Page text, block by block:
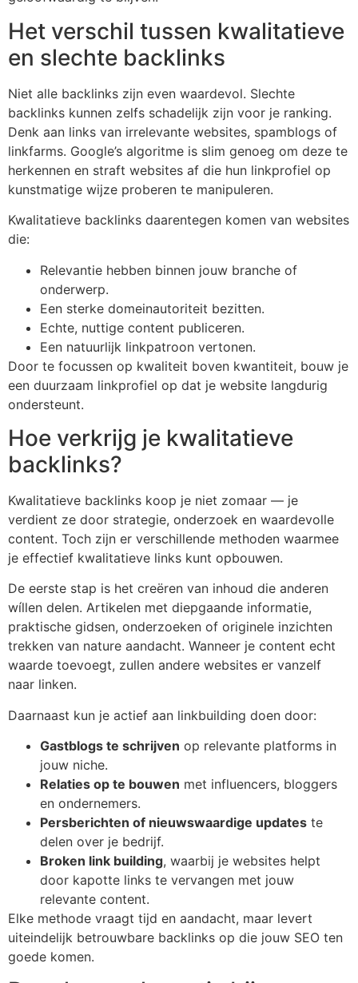
Het verschil tussen kwalitatieve
en slechte backlinks
Niet alle backlinks zijn even waardevol. Slechte
backlinks kunnen zelfs schadelijk zijn voor je ranking.
Denk aan links van irrelevante websites, spamblogs of
linkfarms. Google’s algoritme is slim genoeg om deze te
herkennen en straft websites af die hun linkprofiel op
kunstmatige wijze proberen te manipuleren.
Kwalitatieve backlinks daarentegen komen van websites
die:
Relevantie hebben binnen jouw branche of
onderwerp.
Een sterke domeinautoriteit bezitten.
Echte, nuttige content publiceren.
Een natuurlijk linkpatroon vertonen.
Door te focussen op kwaliteit boven kwantiteit, bouw je
een duurzaam linkprofiel op dat je website langdurig
ondersteunt.
Hoe verkrijg je kwalitatieve
backlinks?
Kwalitatieve backlinks koop je niet zomaar — je
verdient ze door strategie, onderzoek en waardevolle
content. Toch zijn er verschillende methoden waarmee
je effectief kwalitatieve links kunt opbouwen.
De eerste stap is het creëren van inhoud die anderen
wíllen delen. Artikelen met diepgaande informatie,
praktische gidsen, onderzoeken of originele inzichten
trekken van nature aandacht. Wanneer je content echt
waarde toevoegt, zullen andere websites er vanzelf
naar linken.
Daarnaast kun je actief aan linkbuilding doen door:
Gastblogs te schrijven op relevante platforms in
jouw niche.
Relaties op te bouwen met influencers, bloggers
en ondernemers.
Persberichten of nieuwswaardige updates te
delen over je bedrijf.
Broken link building, waarbij je websites helpt
door kapotte links te vervangen met jouw
relevante content.
Elke methode vraagt tijd en aandacht, maar levert
uiteindelijk betrouwbare backlinks op die jouw SEO ten
goede komen.